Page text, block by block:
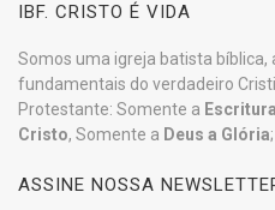
IBF. CRISTO É VIDA
Somos uma igreja batista bíblica,
fundamentais do verdadeiro
Protestante: Somente a Escritura
Cristo, Somente a Deus a Glória;
ASSINE NOSSA